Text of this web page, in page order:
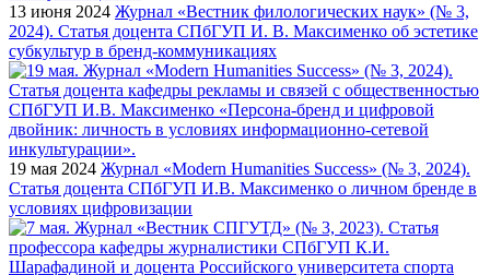
13 июня 2024 Журнал «Вестник филологических наук» (№ 3,
2024). Статья доцента СПбГУП И. В. Максименко об эстетике
субкультур в бренд-коммуникациях
19 мая 2024 Журнал «Modern Humanities Success» (№ 3, 2024).
Статья доцента СПбГУП И.В. Максименко о личном бренде в
условиях цифровизации